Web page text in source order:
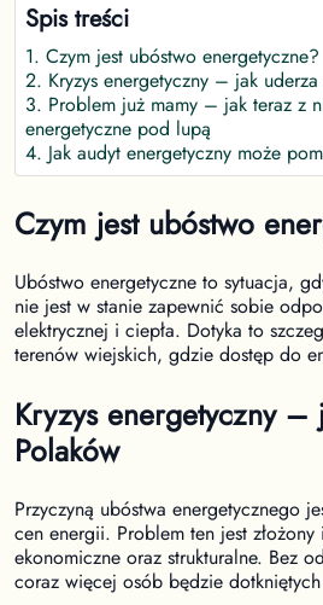
Spis treści
1. Czym jest ubóstwo energetyczne?
2. Kryzys energetyczny – jak
3. Problem już mamy – jak teraz z
energetyczne pod lupą
4. Jak audyt energetyczny może
Czym jest ubóstwo
Ubóstwo energetyczne to sytuacja,
nie jest w stanie zapewnić sobie
elektrycznej i ciepła. Dotyka to
terenów wiejskich, gdzie dostęp do
Kryzys energetyczny –
Polaków
Przyczyną ubóstwa energetycznego
cen energii. Problem ten jest
ekonomiczne oraz strukturalne. Bez
coraz więcej osób będzie